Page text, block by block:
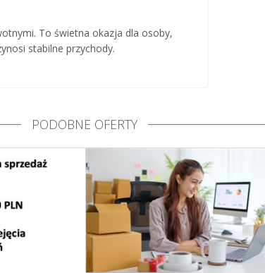
To świetna okazja dla osoby,
stabilne przychody.
PODOBNE OFERTY